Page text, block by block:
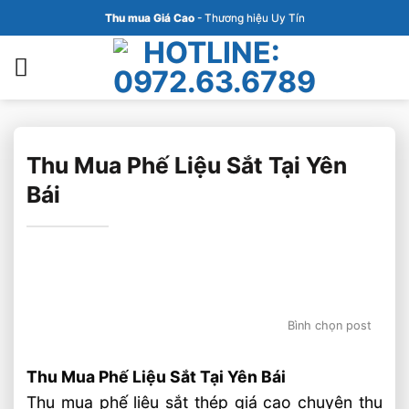
qua
nội
Thu mua Giá Cao- Thương hiệu Uy Tín
Thu Mua Phế Liệu Sắt Tại Yên
Bái
Bình chọn post
Thu Mua Phế Liệu Sắt Tại Yên Bái
Thu mua phế liệu sắt thép giá cao chuyên thu